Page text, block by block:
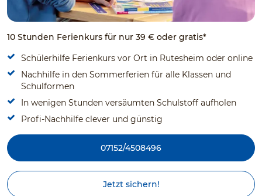
10 Stunden Ferienkurs für nur 39 € oder gratis*
Schülerhilfe Ferienkurs vor Ort in Rutesheim oder online
Nachhilfe in den Sommerferien für alle Klassen und
Schulformen
In wenigen Stunden versäumten Schulstoff aufholen
Profi-Nachhilfe clever und günstig
07152/4508496
Jetzt sichern!